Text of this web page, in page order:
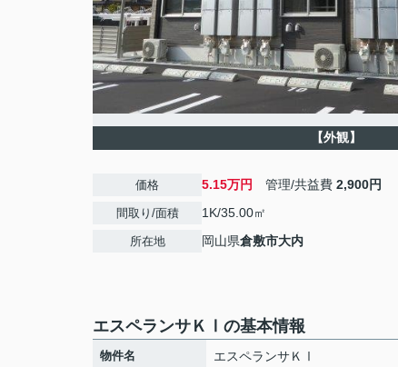
【外観】
価格 5.15万円 管理/共益費 2,900円
間取り/面積 1K/35.00㎡
所在地 岡山県倉敷市大内
エスペランサＫⅠの基本情報
物件名 エスペランサＫⅠ